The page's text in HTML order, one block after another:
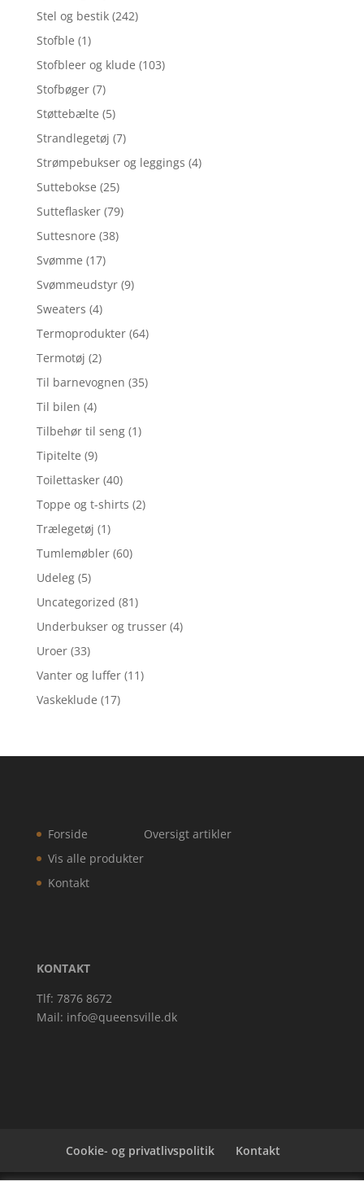
Stel og bestik (242)
Stofble (1)
Stofbleer og klude (103)
Stofbøger (7)
Støttebælte (5)
Strandlegetøj (7)
Strømpebukser og leggings (4)
Suttebokse (25)
Sutteflasker (79)
Suttesnore (38)
Svømme (17)
Svømmeudstyr (9)
Sweaters (4)
Termoprodukter (64)
Termotøj (2)
Til barnevognen (35)
Til bilen (4)
Tilbehør til seng (1)
Tipitelte (9)
Toilettasker (40)
Toppe og t-shirts (2)
Trælegetøj (1)
Tumlemøbler (60)
Udeleg (5)
Uncategorized (81)
Underbukser og trusser (4)
Uroer (33)
Vanter og luffer (11)
Vaskeklude (17)
Forside
Vis alle produkter
Kontakt
Oversigt artikler
KONTAKT
Tlf: 7876 8672
Mail: info@queensville.dk
Cookie- og privatlivspolitik Kontakt